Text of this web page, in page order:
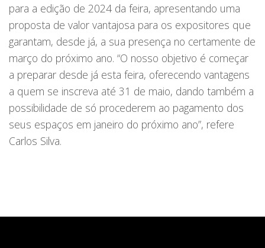
para a edição de 2024 da feira, apresentando uma
proposta de valor vantajosa para os expositores que
garantam, desde já, a sua presença no certamente de
março do próximo ano. “O nosso objetivo é começar
a preparar desde já esta feira, oferecendo vantagens
a quem se inscreva até 31 de maio, dando também a
possibilidade de só procederem ao pagamento dos
seus espaços em janeiro do próximo ano”, refere
Carlos Silva.